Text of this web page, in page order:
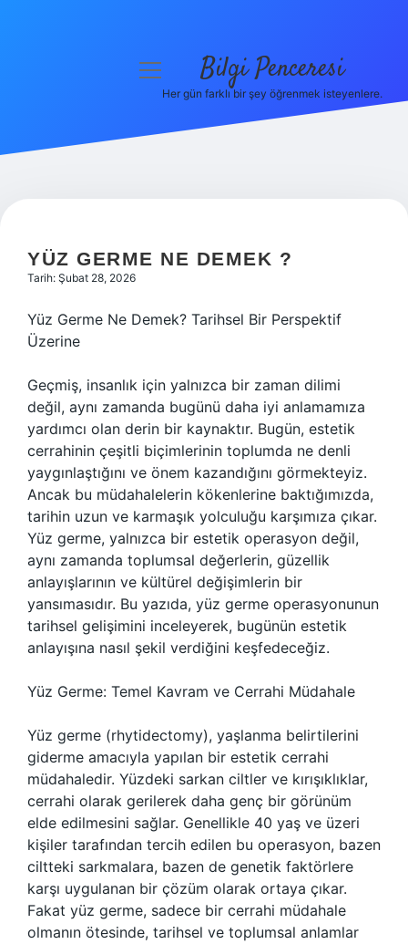
Hakkımızda
menüyü
Bilgi Penceresi
Her gün farklı bir şey öğrenmek isteyenlere.
YÜZ GERME NE DEMEK ?
Tarih: Şubat 28, 2026
Yüz Germe Ne Demek? Tarihsel Bir Perspektif
Üzerine
Geçmiş, insanlık için yalnızca bir zaman dilimi
değil, aynı zamanda bugünü daha iyi anlamamıza
yardımcı olan derin bir kaynaktır. Bugün, estetik
cerrahinin çeşitli biçimlerinin toplumda ne denli
yaygınlaştığını ve önem kazandığını görmekteyiz.
Ancak bu müdahalelerin kökenlerine baktığımızda,
tarihin uzun ve karmaşık yolculuğu karşımıza çıkar.
Yüz germe, yalnızca bir estetik operasyon değil,
aynı zamanda toplumsal değerlerin, güzellik
anlayışlarının ve kültürel değişimlerin bir
yansımasıdır. Bu yazıda, yüz germe operasyonunun
tarihsel gelişimini inceleyerek, bugünün estetik
anlayışına nasıl şekil verdiğini keşfedeceğiz.
Yüz Germe: Temel Kavram ve Cerrahi Müdahale
Yüz germe (rhytidectomy), yaşlanma belirtilerini
giderme amacıyla yapılan bir estetik cerrahi
müdahaledir. Yüzdeki sarkan ciltler ve kırışıklıklar,
cerrahi olarak gerilerek daha genç bir görünüm
elde edilmesini sağlar. Genellikle 40 yaş ve üzeri
kişiler tarafından tercih edilen bu operasyon, bazen
ciltteki sarkmalara, bazen de genetik faktörlere
karşı uygulanan bir çözüm olarak ortaya çıkar.
Fakat yüz germe, sadece bir cerrahi müdahale
olmanın ötesinde, tarihsel ve toplumsal anlamlar